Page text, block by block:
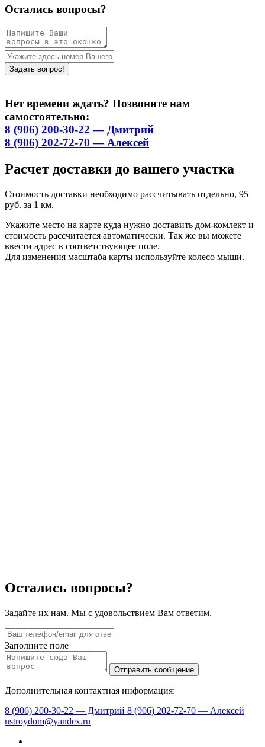
Остались вопросы?
Нет времени ждать? Позвоните нам
самостоятельно:
8 (906) 200-30-22 — Дмитрий
8 (906) 202-72-70 — Алексей
Расчет доставки до вашего участка
Стоимость доставки необходимо рассчитывать отдельно, 95
руб. за 1 км.
Укажите место на карте куда нужно доставить дом-комлект и
стоимость рассчитается автоматически. Так же вы можете
ввести адрес в соответствующее поле.
Для изменения масштаба карты используйте колесо мыши.
Остались вопросы?
Задайте их нам. Мы с удовольствием Вам ответим.
Заполните поле
Дополнительная контактная информация:
8 (906) 200-30-22 — Дмитрий 8 (906) 202-72-70 — Алексей
nstroydom@yandex.ru